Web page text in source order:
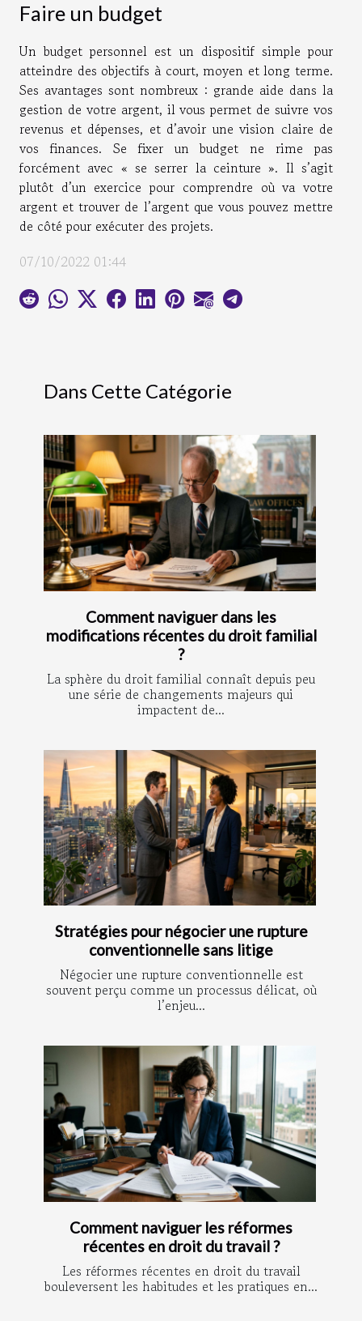
Faire un budget
Un budget personnel est un dispositif simple pour
atteindre des objectifs à court, moyen et long terme.
Ses avantages sont nombreux : grande aide dans la
gestion de votre argent, il vous permet de suivre vos
revenus et dépenses, et d’avoir une vision claire de
vos finances. Se fixer un budget ne rime pas
forcément avec « se serrer la ceinture ». Il s’agit
plutôt d’un exercice pour comprendre où va votre
argent et trouver de l’argent que vous pouvez mettre
de côté pour exécuter des projets.
07/10/2022 01:44
Dans Cette Catégorie
Comment naviguer dans les
modifications récentes du droit familial
?
La sphère du droit familial connaît depuis peu
une série de changements majeurs qui
impactent de...
Stratégies pour négocier une rupture
conventionnelle sans litige
Négocier une rupture conventionnelle est
souvent perçu comme un processus délicat, où
l’enjeu...
Comment naviguer les réformes
récentes en droit du travail ?
Les réformes récentes en droit du travail
bouleversent les habitudes et les pratiques en...